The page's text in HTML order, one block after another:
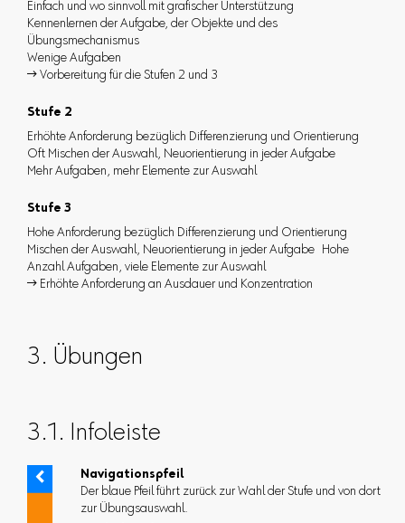
Einfach und wo sinnvoll mit grafischer Unterstützung
Kennenlernen der Aufgabe, der Objekte und des
Übungsmechanismus
Wenige Aufgaben
 Vorbereitung für die Stufen 2 und 3
Stufe 2
Erhöhte Anforderung bezüglich Differenzierung und Orientierung
Oft Mischen der Auswahl, Neuorientierung in jeder Aufgabe
Mehr Aufgaben, mehr Elemente zur Auswahl
Stufe 3
Hohe Anforderung bezüglich Differenzierung und Orientierung
Mischen der Auswahl, Neuorientierung in jeder Aufgabe Hohe
Anzahl Aufgaben, viele Elemente zur Auswahl
 Erhöhte Anforderung an Ausdauer und Konzentration
3. Übungen
3.1. Infoleiste
Navigationspfeil
Der blaue Pfeil führt zurück zur Wahl der Stufe und von dort
zur Übungsauswahl.